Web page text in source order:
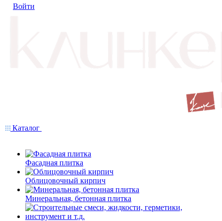
Войти
Каталог
Фасадная плитка
Облицовочный кирпич
Минеральная, бетонная плитка